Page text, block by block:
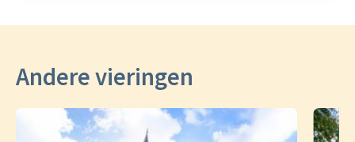
Andere vieringen